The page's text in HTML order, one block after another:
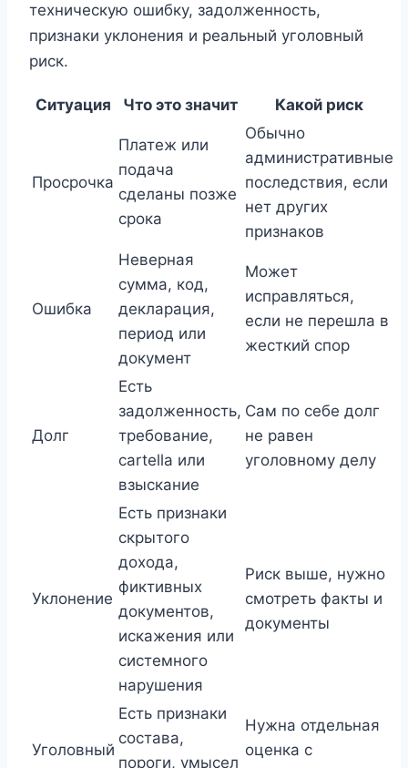
техническую ошибку, задолженность,
признаки уклонения и реальный уголовный
риск.
Ситуация Что это значит Какой риск
Просрочка
Платеж или
подача
сделаны позже
срока
Обычно
административные
последствия, если
нет других
признаков
Ошибка
Неверная
сумма, код,
декларация,
период или
документ
Может
исправляться,
если не перешла в
жесткий спор
Долг
Есть
задолженность,
требование,
cartella или
взыскание
Сам по себе долг
не равен
уголовному делу
Уклонение
Есть признаки
скрытого
дохода,
фиктивных
документов,
искажения или
системного
нарушения
Риск выше, нужно
смотреть факты и
документы
Уголовный
Есть признаки
состава,
пороги, умысел
Нужна отдельная
оценка с